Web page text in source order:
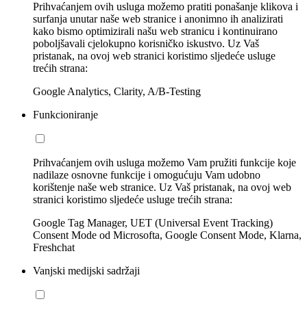
Prihvaćanjem ovih usluga možemo pratiti ponašanje klikova i
surfanja unutar naše web stranice i anonimno ih analizirati
kako bismo optimizirali našu web stranicu i kontinuirano
poboljšavali cjelokupno korisničko iskustvo. Uz Vaš
pristanak, na ovoj web stranici koristimo sljedeće usluge
trećih strana:
Google Analytics, Clarity, A/B-Testing
Funkcioniranje
Prihvaćanjem ovih usluga možemo Vam pružiti funkcije koje
nadilaze osnovne funkcije i omogućuju Vam udobno
korištenje naše web stranice. Uz Vaš pristanak, na ovoj web
stranici koristimo sljedeće usluge trećih strana:
Google Tag Manager, UET (Universal Event Tracking)
Consent Mode od Microsofta, Google Consent Mode, Klarna,
Freshchat
Vanjski medijski sadržaji